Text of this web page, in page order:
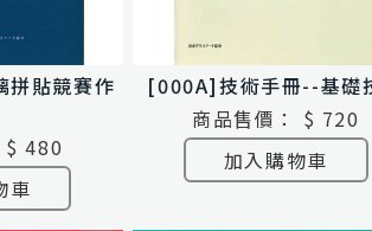
貼競賽作
$ 480
車
[000A]技術手冊--基礎
商品售價：
$ 720
加入購物車